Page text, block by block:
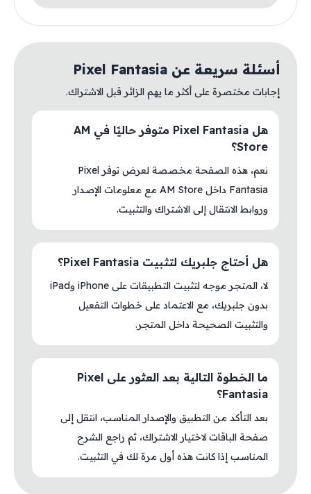
أسئلة سريعة عن Pixel Fantasia
إجابات مختصرة على أكثر ما يهم الزائر قبل الاشتراك.
هل Pixel Fantasia متوفر حاليًا في AM
Store؟
نعم، هذه الصفحة مخصصة لعرض توفر Pixel
Fantasia داخل AM Store مع معلومات الإصدار
وروابط الانتقال إلى الاشتراك والتثبيت.
هل أحتاج جلبريك لتثبيت Pixel Fantasia؟
لا، المتجر موجه لتثبيت التطبيقات على iPhone وiPad
بدون جلبريك، مع الاعتماد على خطوات التفعيل
والتثبيت الصحيحة داخل المتجر.
ما الخطوة التالية بعد العثور على Pixel
Fantasia؟
بعد التأكد من التطبيق والإصدار المناسب، انتقل إلى
صفحة الباقات لاختيار الاشتراك، ثم راجع الشرح
المناسب إذا كانت هذه أول مرة لك في التثبيت.